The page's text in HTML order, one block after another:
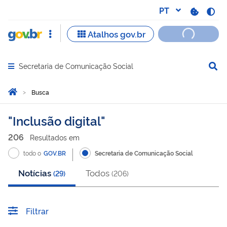
Abrir menu principal de navegação
Secretaria de Comunicação Social
Você está aqui:
Página Inicial
Busca
Busca
Inclusão digital
206 Resultados em
todo o GOV.BR Secretaria de Comunicação Social
Notícias (29) Todos (206)
Filtrar